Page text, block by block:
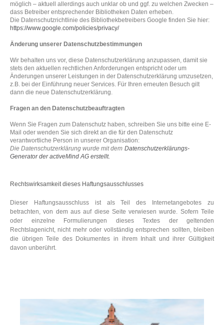
möglich – aktuell allerdings auch unklar ob und ggf. zu welchen Zwecken –
dass Betreiber entsprechender Bibliotheken Daten erheben.
Die Datenschutzrichtlinie des Bibliothekbetreibers Google finden Sie hier:
https://www.google.com/policies/privacy/
Änderung unserer Datenschutzbestimmungen
Wir behalten uns vor, diese Datenschutzerklärung anzupassen, damit sie
stets den aktuellen rechtlichen Anforderungen entspricht oder um
Änderungen unserer Leistungen in der Datenschutzerklärung umzusetzen,
z.B. bei der Einführung neuer Services. Für Ihren erneuten Besuch gilt
dann die neue Datenschutzerklärung.
Fragen an den Datenschutzbeauftragten
Wenn Sie Fragen zum Datenschutz haben, schreiben Sie uns bitte eine E-
Mail oder wenden Sie sich direkt an die für den Datenschutz
verantwortliche Person in unserer Organisation:
Die Datenschutzerklärung wurde mit dem Datenschutzerklärungs-
Generator der activeMind AG erstellt.
Rechtswirksamkeit dieses Haftungsausschlusses
Dieser Haftungsausschluss ist als Teil des Internetangebotes zu
betrachten, von dem aus auf diese Seite verwiesen wurde. Sofern Teile
oder einzelne Formulierungen dieses Textes der geltenden
Rechtslagenicht, nicht mehr oder vollständig entsprechen sollten, bleiben
die übrigen Teile des Dokumentes in ihrem Inhalt und ihrer Gültigkeit
davon unberührt.